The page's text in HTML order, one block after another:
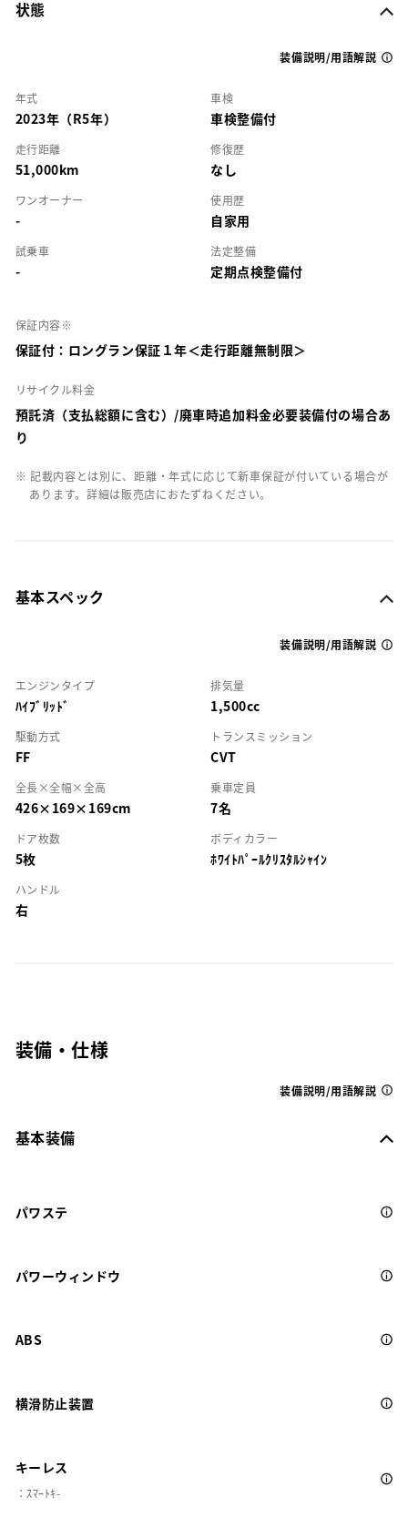
状態
装備説明/用語解説
年式
2023年（R5年）
車検
車検整備付
走行距離
51,000km
修復歴
なし
ワンオーナー
-
使用歴
自家用
試乗車
-
法定整備
定期点検整備付
保証内容※
保証付：ロングラン保証１年＜走行距離無制限＞
リサイクル料金
預託済（支払総額に含む）/廃車時追加料金必要装備付の場合あ
り
※ 記載内容とは別に、距離・年式に応じて新車保証が付いている場合が
あります。詳細は販売店におたずねください。
基本スペック
装備説明/用語解説
エンジンタイプ
ﾊｲﾌﾞﾘｯﾄﾞ
排気量
1,500cc
駆動方式
FF
トランスミッション
CVT
全長×全幅×全高
426×169×169cm
乗車定員
7名
ドア枚数
5枚
ボディカラー
ﾎﾜｲﾄﾊﾟｰﾙｸﾘｽﾀﾙｼｬｲﾝ
ハンドル
右
装備・仕様
装備説明/用語解説
基本装備
パワステ
パワーウィンドウ
ABS
横滑防止装置
キーレス
：ｽﾏｰﾄｷ-